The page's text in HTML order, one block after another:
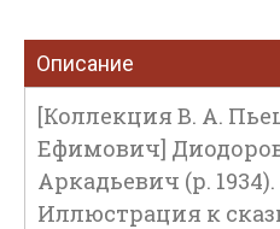
Описание
[Коллекция В. А.
Ефимович]
Аркадьевич (р. 1934).
Иллюстрация к